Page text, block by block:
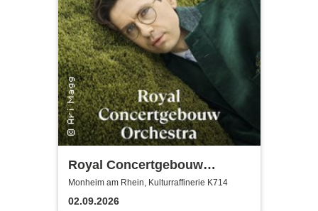
Royal Concertgebouw
Orchestra | Víkingur Ólafsson
Monheim am Rhein, Kulturraffinerie K714
02.09.2026